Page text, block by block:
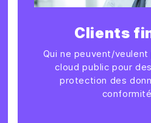
Clients
Qui ne peuvent/veulent
cloud public pour
protection des